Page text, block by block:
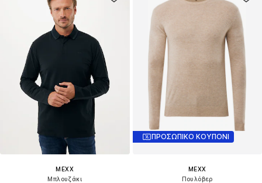
MEXX
Μπλουζάκι
ΠΡΟΣΩΠΙΚΟ ΚΟΥΠΟΝΙ
MEXX
Πουλόβερ